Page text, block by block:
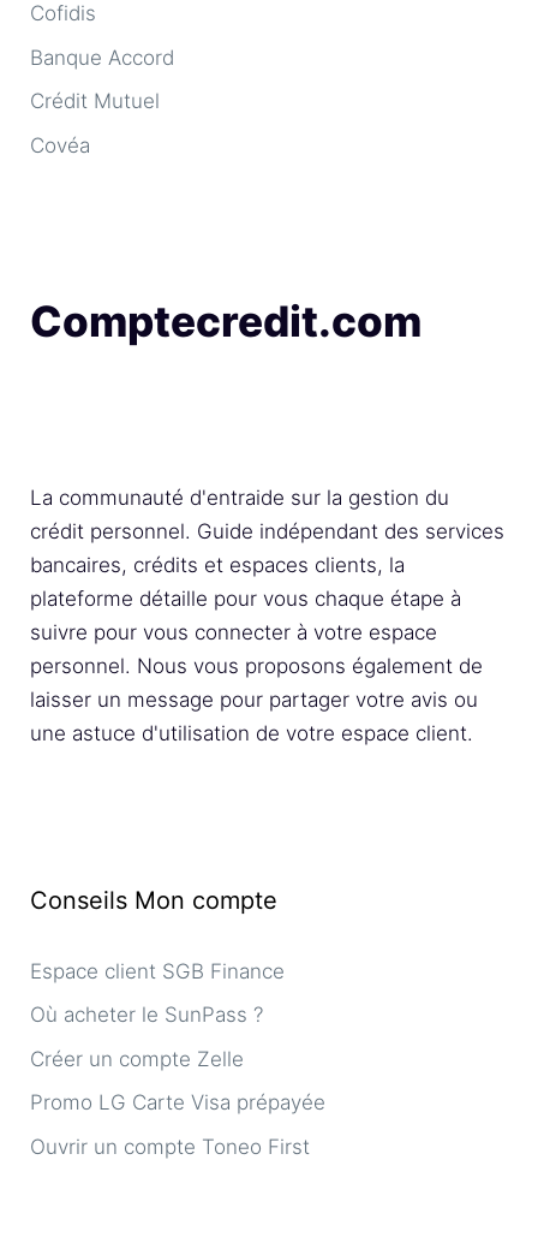
Cofidis
Banque Accord
Crédit Mutuel
Covéa
Comptecredit.com
La communauté d'entraide sur la gestion du
crédit personnel. Guide indépendant des services
bancaires, crédits et espaces clients, la
plateforme détaille pour vous chaque étape à
suivre pour vous connecter à votre espace
personnel. Nous vous proposons également de
laisser un message pour partager votre avis ou
une astuce d'utilisation de votre espace client.
Conseils Mon compte
Espace client SGB Finance
Où acheter le SunPass ?
Créer un compte Zelle
Promo LG Carte Visa prépayée
Ouvrir un compte Toneo First